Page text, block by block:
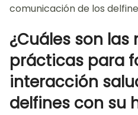
comunicación de los
¿Cuáles son las
prácticas para
interacción
delfines con su